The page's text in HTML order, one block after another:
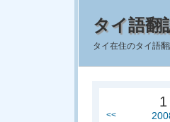
タイ語翻
タイ在住のタイ語
1
<<